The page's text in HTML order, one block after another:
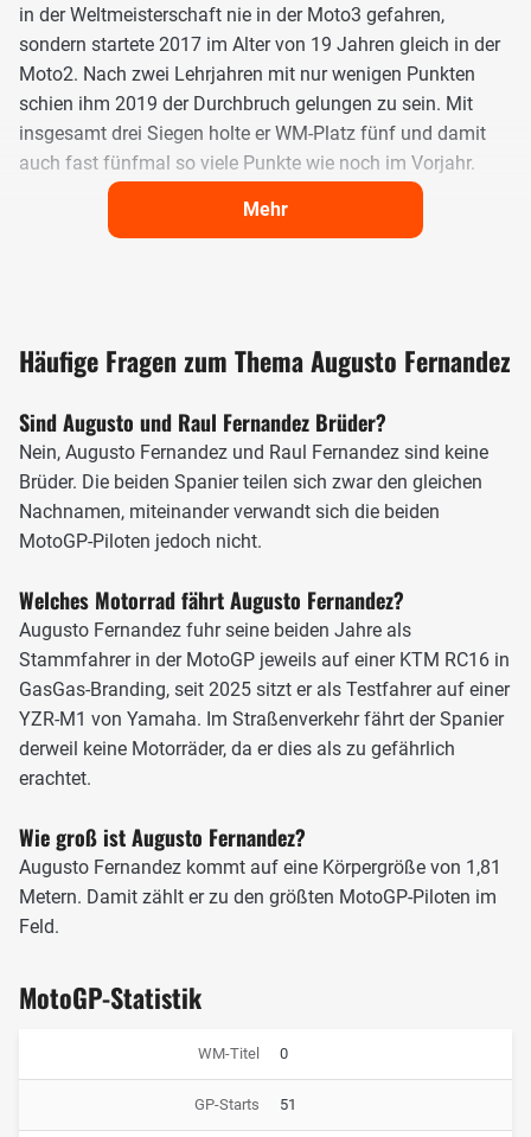
in der Weltmeisterschaft nie in der Moto3 gefahren,
sondern startete 2017 im Alter von 19 Jahren gleich in der
Moto2. Nach zwei Lehrjahren mit nur wenigen Punkten
schien ihm 2019 der Durchbruch gelungen zu sein. Mit
insgesamt drei Siegen holte er WM-Platz fünf und damit
auch fast fünfmal so viele Punkte wie noch im Vorjahr.
In der Corona-Saison 2020 folgte jedoch der Rückschritt
durch den Wechsel vom Pons-Team HP40 zu MarcVDS:
für das Nachwuchsteam von KTM Ajo.
KTM bringt Augusto Fernandez mit GasGas in die
MotoGP
Diese Chance wusste Fernandez zu nutzen. In einem Duell
mit dem Japaner Ai Ogura sicherte sich Fernandez mit vier
Saisonsiegen den Weltmeistertitel. Schon vor diesem
MotoGP-Debüt geben würde. Nachdem Miguel Oliveira zu
RNF abwanderte, wählte KTM den Spanier für den zweiten
Platz neben Pol Espargaro im GasGas-Team, welches
vormals als Tech3 bekannt war.
Wenig überraschend sicherte sich der konkurrenzlose
Fernandez 2023 den Titel des 'Rookie of the Year'. Nach
Mehr
Häufige Fragen zum Thema Augusto Fernandez
Sind Augusto und Raul Fernandez Brüder?
Nein, Augusto Fernandez und Raul Fernandez sind keine
Brüder. Die beiden Spanier teilen sich zwar den gleichen
Nachnamen, miteinander verwandt sich die beiden
MotoGP-Piloten jedoch nicht.
Welches Motorrad fährt Augusto Fernandez?
Augusto Fernandez fuhr seine beiden Jahre als
Stammfahrer in der MotoGP jeweils auf einer KTM RC16 in
GasGas-Branding, seit 2025 sitzt er als Testfahrer auf einer
YZR-M1 von Yamaha. Im Straßenverkehr fährt der Spanier
derweil keine Motorräder, da er dies als zu gefährlich
erachtet.
Wie groß ist Augusto Fernandez?
Augusto Fernandez kommt auf eine Körpergröße von 1,81
Metern. Damit zählt er zu den größten MotoGP-Piloten im
Feld.
MotoGP-Statistik
WM-Titel 0
GP-Starts 51